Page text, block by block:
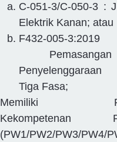
C-051-3/C-050-3 :
Elektrik Kanan; atau
F432-005-
Tiga Fasa;
Memiliki
Kekompetenan
(PW1/PW2/PW3/PW4/